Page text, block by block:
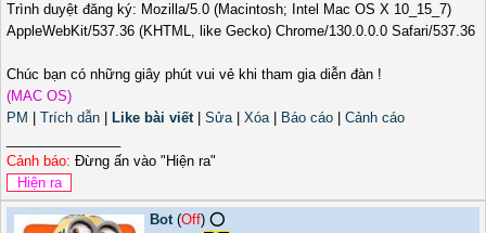
Trình duyệt đăng ký: Mozilla/5.0 (Macintosh; Intel Mac OS X 10_15_7)
AppleWebKit/537.36 (KHTML, like Gecko) Chrome/130.0.0.0 Safari/537.36
Chúc bạn có những giây phút vui vẻ khi tham gia diễn đàn !
(MAC OS)
PM
Trích dẫn Like bài viết| Sửa| Xóa| Báo cáo
Cảnh cáo
Cảnh báo: Đừng ấn vào "Hiện ra"
Bot(Off) ⭕️